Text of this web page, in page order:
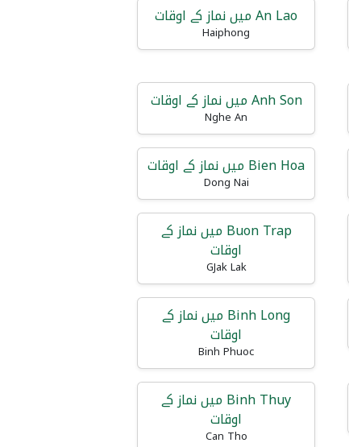
An Lao میں نماز کے اوقات
Haiphong
Anh Son میں نماز کے اوقات
Nghe An
Bien Hoa میں نماز کے اوقات
Dong Nai
Buon Trap میں نماز کے
اوقات
GJak Lak
Binh Long میں نماز کے
اوقات
Binh Phuoc
Binh Thuy میں نماز کے
اوقات
Can Tho